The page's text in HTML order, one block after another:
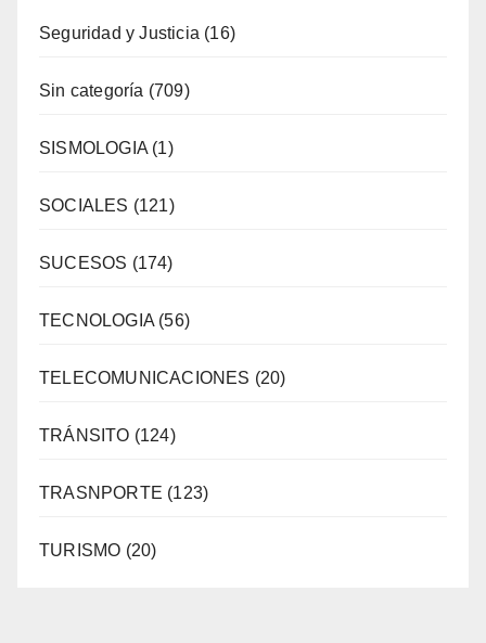
Seguridad y Justicia (16)
Sin categoría (709)
SISMOLOGIA(1)
SOCIALES (121)
SUCESOS (174)
TECNOLOGIA(56)
TELECOMUNICACIONES (20)
TRÁNSITO (124)
TRASNPORTE (123)
TURISMO (20)